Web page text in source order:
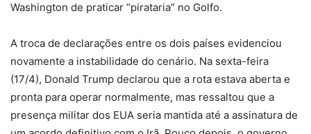
Washington de praticar “pirataria” no Golfo.
A troca de declarações entre os dois países evidenciou
novamente a instabilidade do cenário. Na sexta-feira
(17/4), Donald Trump declarou que a rota estava aberta e
pronta para operar normalmente, mas ressaltou que a
presença militar dos EUA seria mantida até a assinatura de